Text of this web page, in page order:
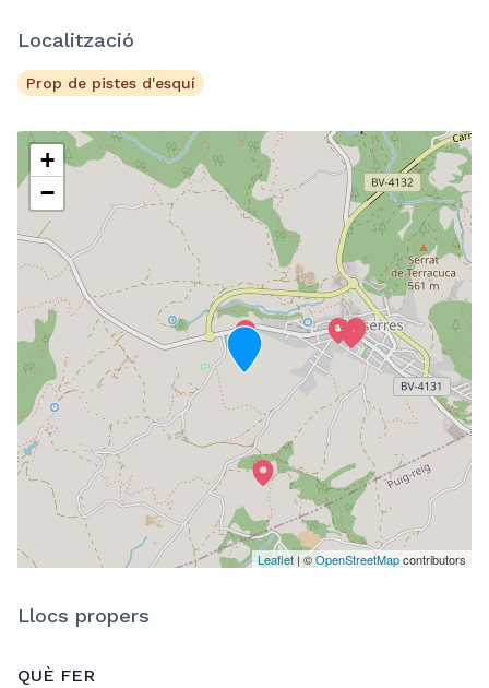
Localització
Prop de pistes d'esquí
+
−
Leaflet| ©OpenStreetMapcontributors
Llocs propers
QUÈ FER